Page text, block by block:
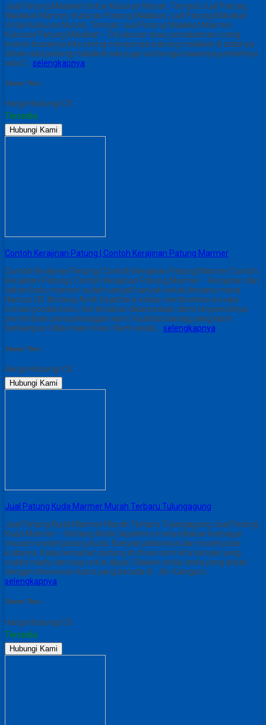
Jual Patung Malaikat Untuk Kuburan Murah, Tempat Jual Patung
Malaikat Marmer, Kuburan Patung Malaikat Jual Patung Malaikat
Untuk Kuburan Murah, Tempat Jual Patung Malaikat Marmer,
Kuburan Patung Malaikat – Di kuburan atau pemakaman orang
kristen biasanya kita sering menjumpai patung malaikat di atasnya.
Selain ada patung malaikat ada juga vas bunga biasanya jumlahnya
ada 2… selengkapnya
Share This :
Harga Hubungi CS
Tersedia
Hubungi Kami
Contoh Kerajinan Patung | Contoh Kerajinan Patung Marmer
Contoh Kerajinan Patung | Contoh Kerajinan Patung Marmer Contoh
Kerajinan Patung | Contoh Kerajinan Patung Marmer – Kerajinan dari
bahan batu marmer sudah sangat banyak sekali dimana-mana.
Namun UD. Bintang Antik Sejahtera selalu memberikan inovasi-
inovasi produk baru. Hal tersebut dikarenakan demi terpenuhinya
permintaan para pelanggan kami. Kualitas barang yang kami
berikanpun tidak main-main. Kami selalu… selengkapnya
Share This :
Harga Hubungi CS
Hubungi Kami
Jual Patung Kuda Marmer Murah Terbaru Tulungagung
Jual Patung Kuda Marmer Murah Terbaru Tulungagung Jual Patung
Kuda Marmer – Bintang Antik Sejahtera menyediakan berbagai
macam model patung kuda. Banyak pilihannya dan model pose
kudanya. Kalau kerajinan patung di showroom kita banyak yang
sudah ready dan siap untuk dijual. Silakan untuk anda yang dekat
dengan showroom kami yang berada di : Jln. Kanigoro…
selengkapnya
Share This :
Harga Hubungi CS
Tersedia
Hubungi Kami